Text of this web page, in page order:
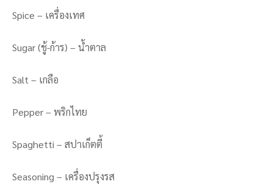
Spice – เครื่องเทศ
Sugar (ชู้-ก้าร) – น้ำตาล
Salt – เกลือ
Pepper – พริกไทย
Spaghetti – สปาเก็ตตี้
Seasoning – เครื่องปรุงรส